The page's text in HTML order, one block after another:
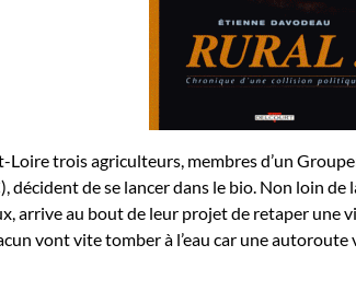
Loire trois agriculteurs, membres d’un
décident de se lancer dans le bio. Non loin de
arrive au bout de leur projet de retaper une
vont vite tomber à l’eau car une autoroute